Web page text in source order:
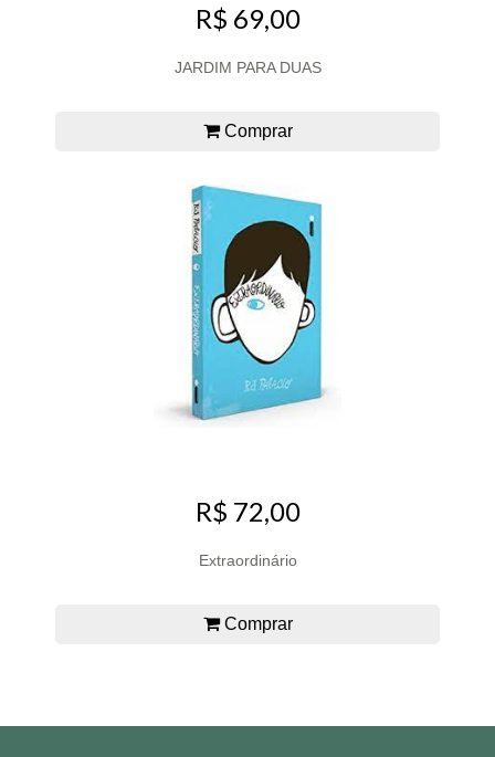
R$ 69,00
JARDIM PARA DUAS
Comprar
R$ 72,00
Extraordinário
Comprar